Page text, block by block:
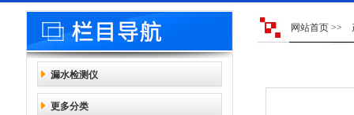
漏水检测仪
更多分类
网站首页 >>